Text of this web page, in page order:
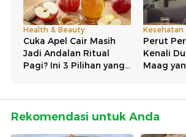
Rekomendasi untuk Anda